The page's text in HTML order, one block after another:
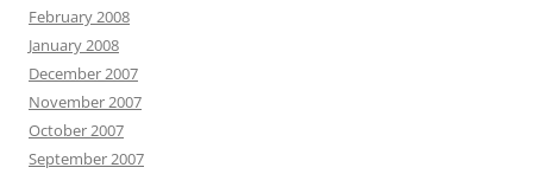
February 2008
January 2008
December 2007
November 2007
October 2007
September 2007